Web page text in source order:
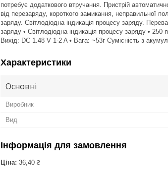
потребує додаткового втручання. Пристрій
від перезаряду, короткого замикання, неправильної
заряду. Світлодіодна індикація процесу заряду.
заряду • Світлодіодна індикація процесу заряду •
Вихід: DC 1.48 V 1-2 A • Вага: ~53г Сумісність з
Характеристики
Основні
Виробник
Вид
Інформація для замовлення
Ціна: 36,40 ₴